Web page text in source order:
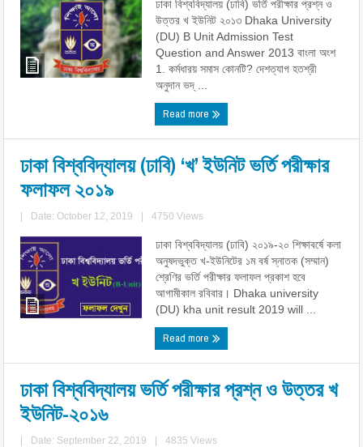
ঢাকা বিশ্ববিদ্যালয় (ঢাবি) ভর্তি পরীক্ষার প্রশ্ন ও
উত্তর খ ইউনিট ২০১৩ Dhaka University
(DU) B Unit Admission Test
Question and Answer 2013 বাংলা অংশ
1. কর্মধারয় সমাস কোনটি? দেশত্যাগ হতশ্রী
অনুদান ভদ্ ...
Read more
ঢাকা বিশ্ববিদ্যালয় (ঢাবি) ‘খ’ ইউনিট ভর্তি পরীক্ষার
ফলাফল ২০১৯
Date: October 12, 2019 4750 Views
ঢাকা বিশ্ববিদ্যালয় (ঢাবি) ২০১৯-২০ শিক্ষাবর্ষে কলা
অনুষদভুক্ত খ-ইউনিটের ১ম বর্ষ স্নাতক (সম্মান)
শ্রেণির ভর্তি পরীক্ষার ফলাফল প্রকাশ হবে
আগামীকাল রবিবার। Dhaka university
(DU) kha unit result 2019 will ...
Read more
ঢাকা বিশ্ববিদ্যালয় ভর্তি পরীক্ষার প্রশ্ন ও উত্তর খ
ইউনিট-২০১৬
Date: September 22, 2019 4835 Views